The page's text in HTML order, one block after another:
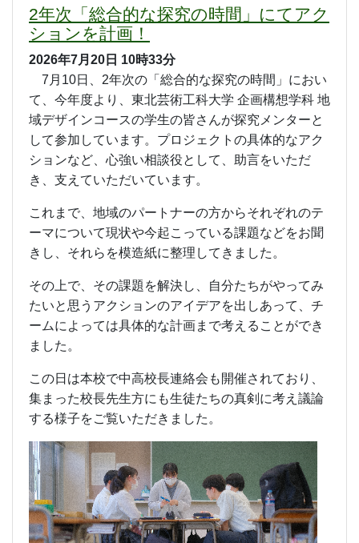
2年次「総合的な探究の時間」にてアク
ションを計画！
2026年7月20日 10時33分
7月10日、2年次の「総合的な探究の時間」におい
て、今年度より、東北芸術工科大学 企画構想学科 地
域デザインコースの学生の皆さんが探究メンターと
して参加しています。プロジェクトの具体的なアク
ションなど、心強い相談役として、助言をいただ
き、支えていただいています。
これまで、地域のパートナーの方からそれぞれのテ
ーマについて現状や今起こっている課題などをお聞
きし、それらを模造紙に整理してきました。
その上で、その課題を解決し、自分たちがやってみ
たいと思うアクションのアイデアを出しあって、チ
ームによっては具体的な計画まで考えることができ
ました。
この日は本校で中高校長連絡会も開催されており、
集まった校長先生方にも生徒たちの真剣に考え議論
する様子をご覧いただきました。